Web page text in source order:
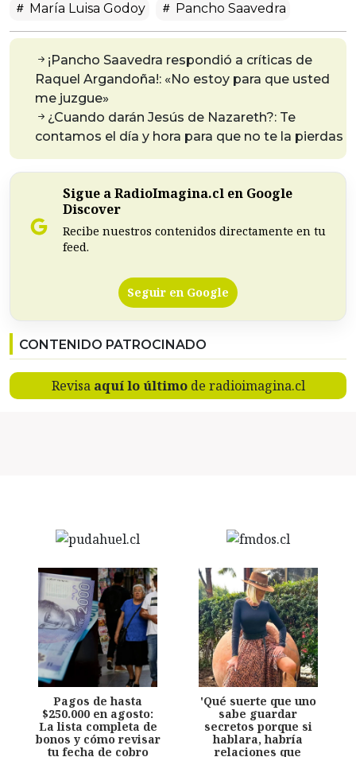
María Luisa Godoy Pancho Saavedra
¡Pancho Saavedra respondió a críticas de
Raquel Argandoña!: «No estoy para que usted
me juzgue»
¿Cuando darán Jesús de Nazareth?: Te
contamos el día y hora para que no te la pierdas
Sigue a RadioImagina.cl en Google
Discover
Recibe nuestros contenidos directamente en tu
feed.
Seguir en Google
CONTENIDO PATROCINADO
Revisa aquí lo últimode radioimagina.cl
Pagos de hasta
$250.000 en agosto:
La lista completa de
bonos y cómo revisar
tu fecha de cobro
'Qué suerte que uno
sabe guardar
secretos porque si
hablara, habría
relaciones que